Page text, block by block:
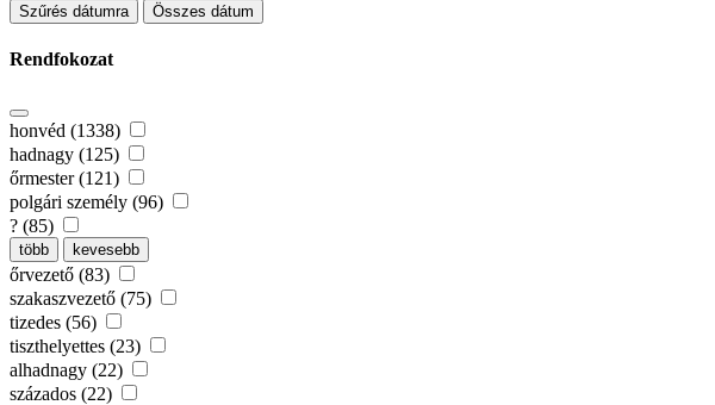
Szűrés dátumra Összes dátum
Rendfokozat
honvéd (1338)
hadnagy (125)
őrmester (121)
polgári személy (96)
? (85)
több kevesebb
őrvezető (83)
szakaszvezető (75)
tizedes (56)
tiszthelyettes (23)
alhadnagy (22)
százados (22)